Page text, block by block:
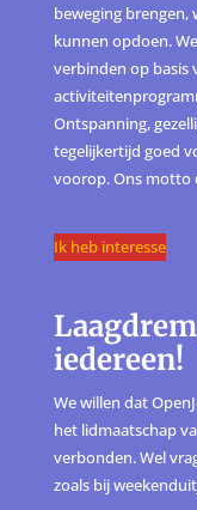
beweging brengen,
kunnen opdoen.
verbinden op basis
Ontspanning,
tegelijkertijd goed
voorop. Ons motto
Ik heb interesse
iedereen!
We willen dat
het lidmaatschap
verbonden. Wel
zoals bij